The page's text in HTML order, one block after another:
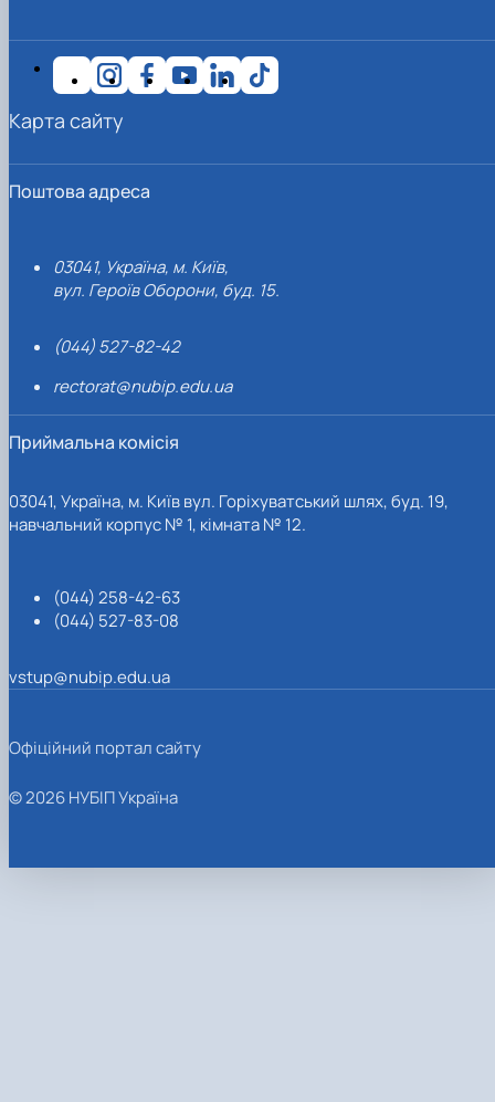
Поштова адреса
03041, Україна, м. Київ,
вул. Героїв Оборони, буд. 15.
(044) 527-82-42
rectorat@nubip.edu.ua
Приймальна комісія
03041, Україна, м. Київ вул. Горіхуватський шлях, буд. 19,
навчальний корпус № 1, кімната № 12.
(044) 258-42-63
(044) 527-83-08
vstup@nubip.edu.ua
Карта сайту
Офіційний портал сайту
© 2026 НУБІП Україна